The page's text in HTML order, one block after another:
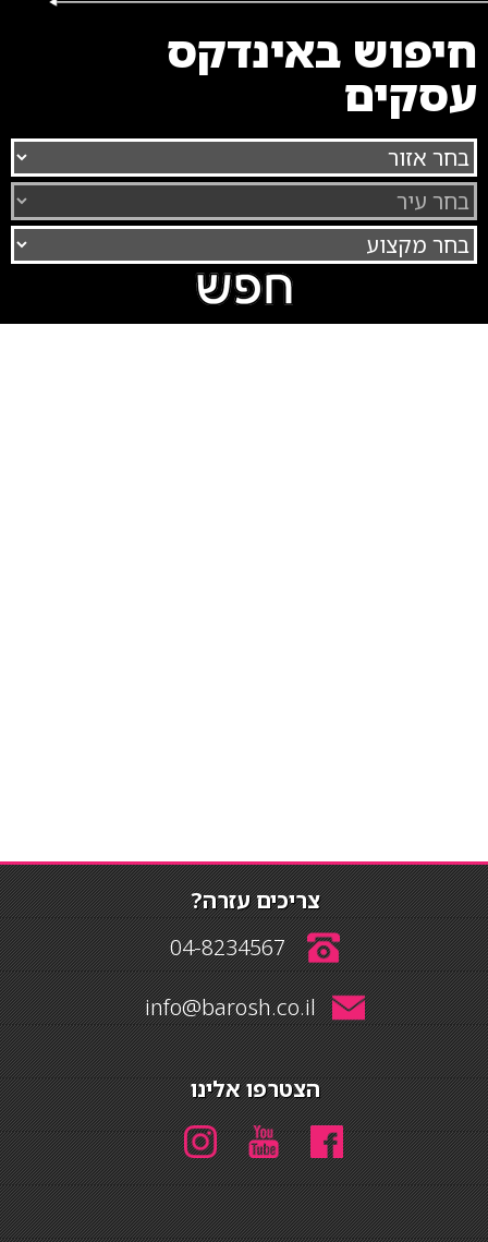
חיפוש באינדקס
עסקים
צריכים עזרה?
04-8234567
info@barosh.co.il
הצטרפו אלינו